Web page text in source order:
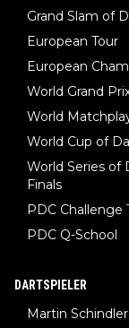
Grand Slam of
European Tour
European
World Grand
World
World Cup of
World Series of
Finals
PDC Challenge
PDC Q-School
DARTSPIELER
Martin Schindler